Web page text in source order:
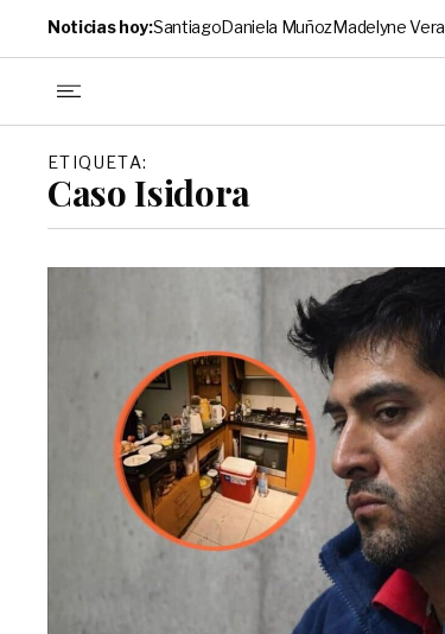
Noticias hoy:SantiagoDaniela MuñozMadelyne Vera
ETIQUETA:
Caso Isidora